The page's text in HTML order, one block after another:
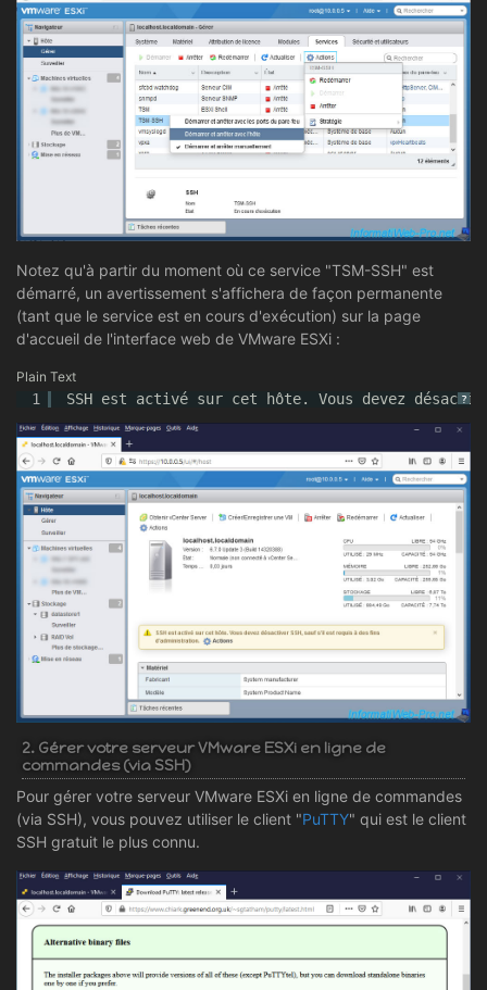
Notez qu'à partir du moment où ce service "TSM-SSH" est
démarré, un avertissement s'affichera de façon permanente
(tant que le service est en cours d'exécution) sur la page
d'accueil de l'interface web de VMware ESXi :
Plain Text
?
1 SSH est activé sur cet hôte. Vous devez
2. Gérer votre serveur VMware ESXi en ligne de
commandes (via SSH)
Pour gérer votre serveur VMware ESXi en ligne de commandes
(via SSH), vous pouvez utiliser le client "PuTTY" qui est le client
SSH gratuit le plus connu.